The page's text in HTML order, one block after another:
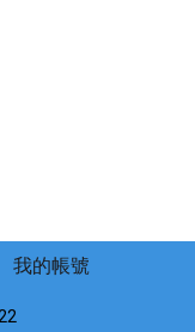
我的帳號